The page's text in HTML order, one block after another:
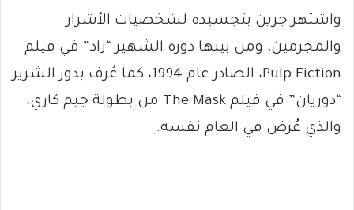
واشتهر جرين بتجسيده لشخصيات الأشرار
والمجرمين، ومن بينها دوره الشهير “زاد” في فيلم
Pulp Fiction، الصادر عام 1994، كما عُرف بدور الشرير
“دوريان” في فيلم The Mask من بطولة جيم كاري،
والذي عُرض في العام نفسه.